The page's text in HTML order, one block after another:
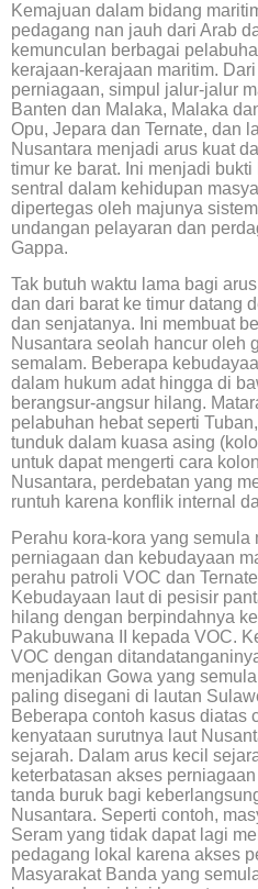
Kemajuan dalam bidang
pedagang nan jauh dari Arab
kemunculan berbagai
kerajaan-kerajaan maritim.
perniagaan, simpul jalur-jalur
Banten dan Malaka, Malaka
Opu, Jepara dan Ternate, dan
Nusantara menjadi arus kuat
timur ke barat. Ini menjadi
sentral dalam kehidupan
dipertegas oleh majunya
undangan pelayaran dan
Gappa.
Tak butuh waktu lama bagi
dan dari barat ke timur datang
dan senjatanya. Ini membuat
Nusantara seolah hancur oleh
semalam. Beberapa
dalam hukum adat hingga di
berangsur-angsur hilang.
pelabuhan hebat seperti
tunduk dalam kuasa asing
untuk dapat mengerti cara
Nusantara, perdebatan yang
runtuh karena konflik internal
Perahu kora-kora yang
perniagaan dan kebudayaan
perahu patroli VOC dan
Kebudayaan laut di pesisir
hilang dengan berpindahnya
Pakubuwana II kepada VOC.
VOC dengan
menjadikan Gowa yang
paling disegani di lautan
Beberapa contoh kasus diatas
kenyataan surutnya laut
sejarah. Dalam arus kecil
keterbatasan akses
tanda buruk bagi
Nusantara. Seperti contoh,
Seram yang tidak dapat lagi
pedagang lokal karena akses
Masyarakat Banda yang